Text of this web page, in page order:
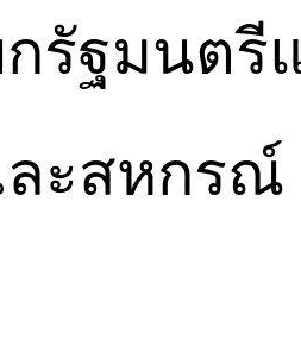
รัฐมนตรี
ละสหกรณ์